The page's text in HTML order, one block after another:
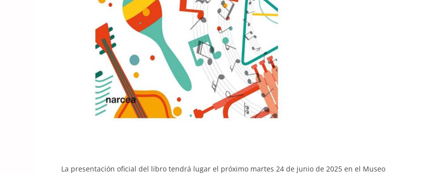
La presentación oficial del libro tendrá lugar el próximo martes 24 de junio de 2025 en el Museo